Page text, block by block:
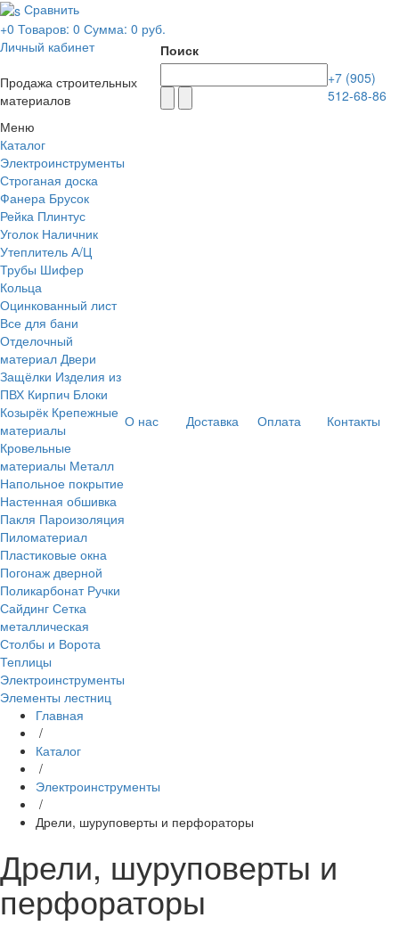
Сравнить
+0 Товаров: 0 Сумма: 0 руб.
Личный кабинет
Продажа строительных
материалов
Поиск
+7 (905)
512-68-86
Меню
Каталог
Электроинструменты
Строганая доска
Фанера Брусок
Рейка Плинтус
Уголок Наличник
Утеплитель А/Ц
Трубы Шифер
Кольца
Оцинкованный лист
Все для бани
Отделочный
материал Двери
Защёлки Изделия из
ПВХ Кирпич Блоки
Козырёк Крепежные
материалы
Кровельные
материалы Металл
Напольное покрытие
Настенная обшивка
Пакля Пароизоляция
Пиломатериал
Пластиковые окна
Погонаж дверной
Поликарбонат Ручки
Сайдинг Сетка
металлическая
Столбы и Ворота
Теплицы
Электроинструменты
Элементы лестниц
О нас Доставка Оплата Контакты
Главная
/
Каталог
/
Электроинструменты
/
Дрели, шуруповерты и перфораторы
Дрели, шуруповерты и
перфораторы